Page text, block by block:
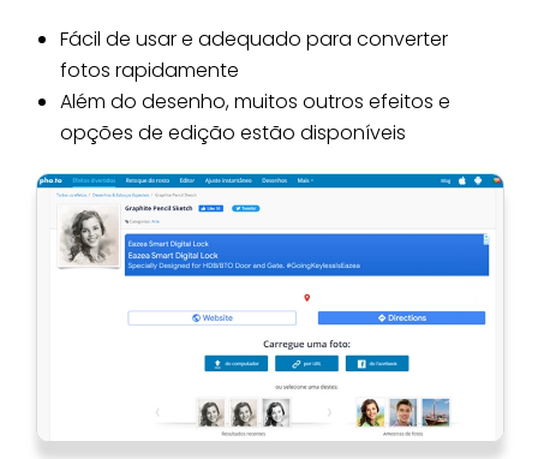
Fácil de usar e adequado para converter
fotos rapidamente
Além do desenho, muitos outros efeitos e
opções de edição estão disponíveis